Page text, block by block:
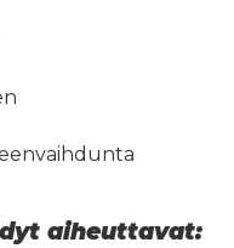
aiheuttavat: